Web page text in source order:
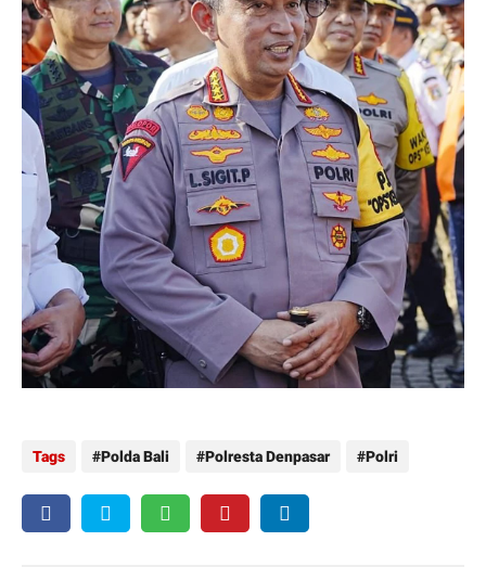
Tags Polda Bali Polresta Denpasar Polri